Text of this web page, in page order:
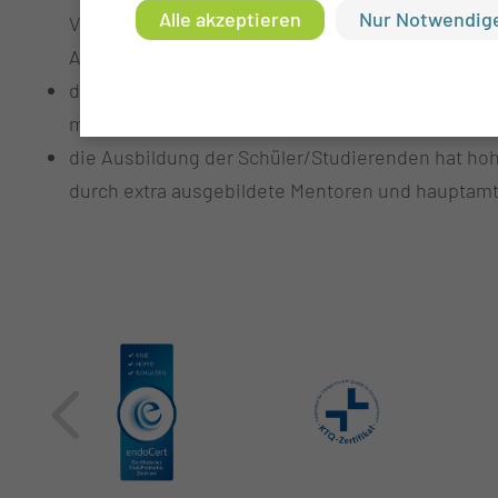
Verantwortung in die Hände einer Pflegekraft
Ansprechpartner ist
die Unterweisungen durch eine Kinästhetik-
menschlichen Bewegung)
die Ausbildung der Schüler/Studierenden hat
durch extra ausgebildete Mentoren und
Alle akzeptieren Nur